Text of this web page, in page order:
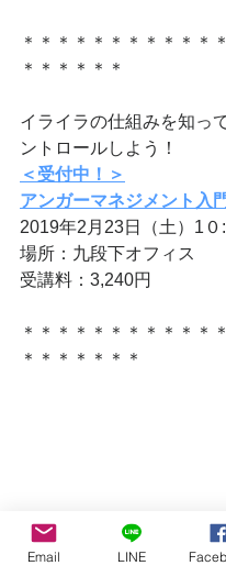
＊＊＊＊＊＊＊＊＊＊＊
＊＊＊＊＊＊
イライラの仕組みを知っ
ントロールしよう！
＜受付中！＞
アンガーマネジメント入
2019年2月23日（土）1
場所：九段下オフィス
受講料：3,240円
＊＊＊＊＊＊＊＊＊＊＊
＊＊＊＊＊＊＊
Email LINE